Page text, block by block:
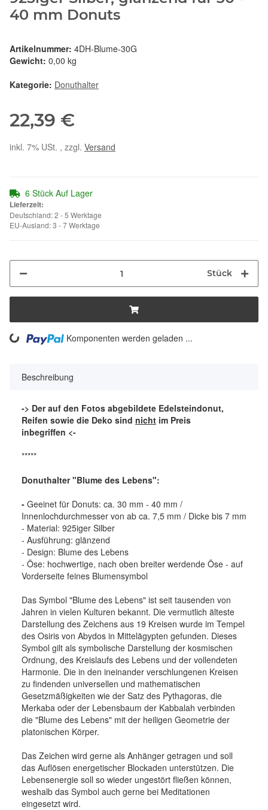
40 mm Donuts
Artikelnummer: 4DH-Blume-30G
Gewicht: 0,00 kg
Kategorie: Donuthalter
22,39 €
inkl. 7% USt. , zzgl. Versand
6 Stück Auf Lager
Lieferzeit:
Deutschland: 2 - 5 Werktage
EU-Ausland: 3 - 7 Werktage
Stück
Komponenten werden geladen ...
Beschreibung
-> Der auf den Fotos abgebildete Edelsteindonut,
Reifen sowie die Deko sind nicht im Preis
inbegriffen <-
*****
Donuthalter "Blume des Lebens":
- Geeinet für Donuts: ca. 30 mm - 40 mm /
Innenlochdurchmesser von ab ca. 7,5 mm / Dicke bis 7 mm
- Material: 925iger Silber
- Ausführung: glänzend
- Design: Blume des Lebens
- Öse: hochwertige, nach oben breiter werdende Öse - auf
Vorderseite feines Blumensymbol
Das Symbol "Blume des Lebens" ist seit tausenden von
Jahren in vielen Kulturen bekannt. Die vermutlich älteste
Darstellung des Zeichens aus 19 Kreisen wurde im Tempel
des Osiris von Abydos in Mittelägypten gefunden. Dieses
Symbol gilt als symbolische Darstellung der kosmischen
Ordnung, des Kreislaufs des Lebens und der vollendeten
Harmonie. Die in den ineinander verschlungenen Kreisen
zu findenden universellen und mathematischen
Gesetzmäßigkeiten wie der Satz des Pythagoras, die
Merkaba oder der Lebensbaum der Kabbalah verbinden
die "Blume des Lebens" mit der heiligen Geometrie der
platonischen Körper.
Das Zeichen wird gerne als Anhänger getragen und soll
das Auflösen energetischer Blockaden unterstützen. Die
Lebensenergie soll so wieder ungestört fließen können,
weshalb das Symbol auch gerne bei Meditationen
eingesetzt wird.